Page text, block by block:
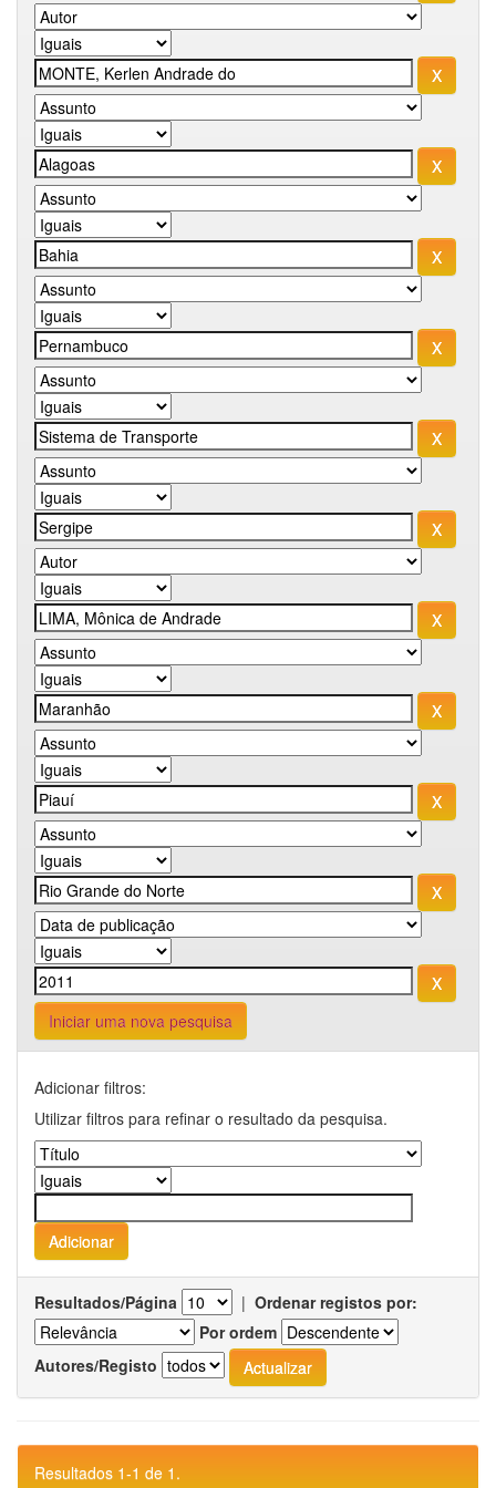
Iniciar uma nova pesquisa
Adicionar filtros:
Utilizar filtros para refinar o resultado da pesquisa.
Resultados/Página | Ordenar registos por:
Por ordem
Autores/Registo
Resultados 1-1 de 1.